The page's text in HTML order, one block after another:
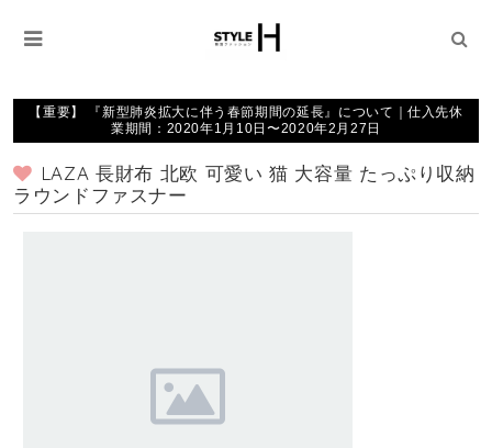
【重要】 『新型肺炎拡大に伴う春節期間の延長』について｜仕入先休
業期間：2020年1月10日〜2020年2月27日
LAZA 長財布 北欧 可愛い 猫 大容量 たっぷり収納
ラウンドファスナー